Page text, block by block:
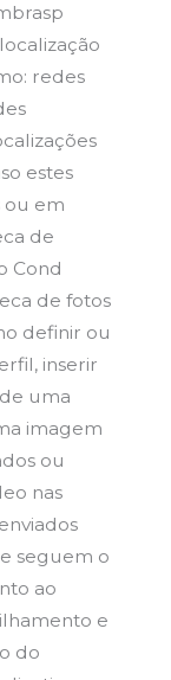
redes
estes
ou em
de
Cond
de fotos
definir ou
inserir
uma
imagem
ou
nas
seguem o
ao
e
do